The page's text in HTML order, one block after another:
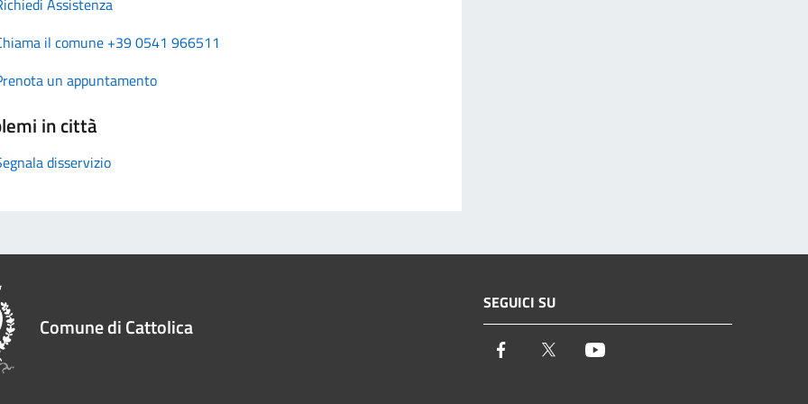
il comune +39 0541 966511
un appuntamento
in città
disservizio
Comune di Cattolica
SEGUICI SU
Facebook Twitter